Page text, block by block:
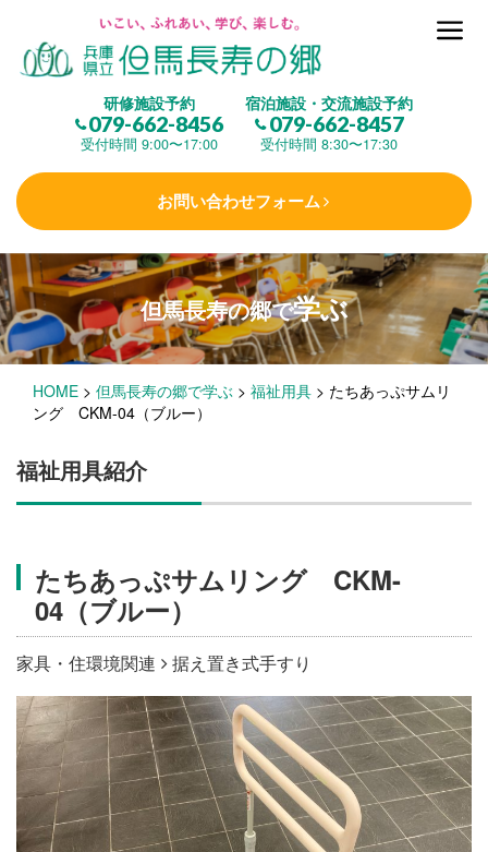
研修施設予約
079-662-8456
受付時間 9:00〜17:00
宿泊施設・交流施設予約
079-662-8457
受付時間 8:30〜17:30
お問い合わせフォーム
但馬長寿の郷とは
(研修施設)
楽しむ
学 ぶ(健康福祉)
泊まる(宿泊)
施設・料金
アクセス
但馬長寿の郷で学ぶ
HOME > 但馬長寿の郷で学ぶ > 福祉用具 > たちあっぷサムリ
ング CKM-04（ブルー）
福祉用具紹介
たちあっぷサムリング CKM-
04（ブルー）
家具・住環境関連 据え置き式手すり